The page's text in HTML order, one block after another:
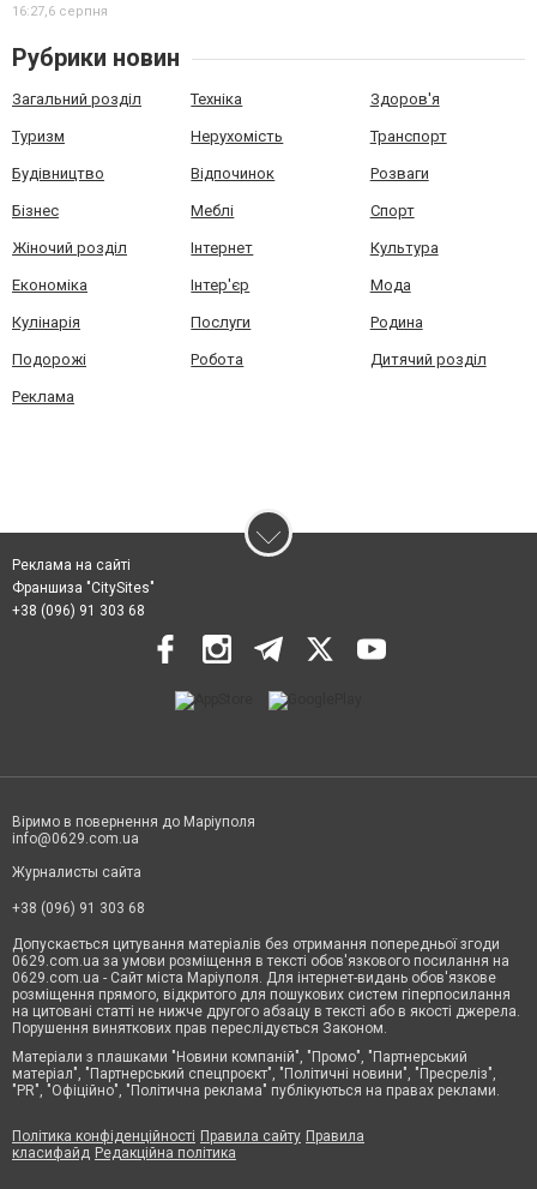
16:27,6 серпня
Рубрики новин
Загальний розділ Техніка Здоров'я
Туризм Нерухомість Транспорт
Будівництво Відпочинок Розваги
Бізнес Меблі Спорт
Жіночий розділ Інтернет Культура
Економіка Інтер'єр Мода
Кулінарія Послуги Родина
Подорожі Робота Дитячий розділ
Реклама
Реклама на сайті
Франшиза "CitySites"
+38 (096) 91 303 68
Віримо в повернення до Маріуполя
info@0629.com.ua
Журналисты сайта
+38 (096) 91 303 68
Допускається цитування матеріалів без отримання попередньої згоди
0629.com.ua за умови розміщення в тексті обов'язкового посилання на
0629.com.ua - Сайт міста Маріуполя. Для інтернет-видань обов'язкове
розміщення прямого, відкритого для пошукових систем гіперпосилання
на цитовані статті не нижче другого абзацу в тексті або в якості джерела.
Порушення виняткових прав переслідується Законом.
Матеріали з плашками "Новини компаній", "Промо", "Партнерський
матеріал", "Партнерський спецпроєкт", "Політичні новини", "Пресреліз",
"PR", "Офіційно", "Політична реклама" публікуються на правах реклами.
Політика конфіденційності Правила сайту Правила
класифайд Редакційна політика